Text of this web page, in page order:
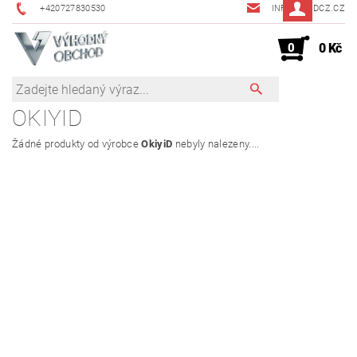
+420727830530 INFO@JMDCZ.CZ
0 0 Kč
OKIYID
Žádné produkty od výrobceOkiyiD nebyly nalezeny....